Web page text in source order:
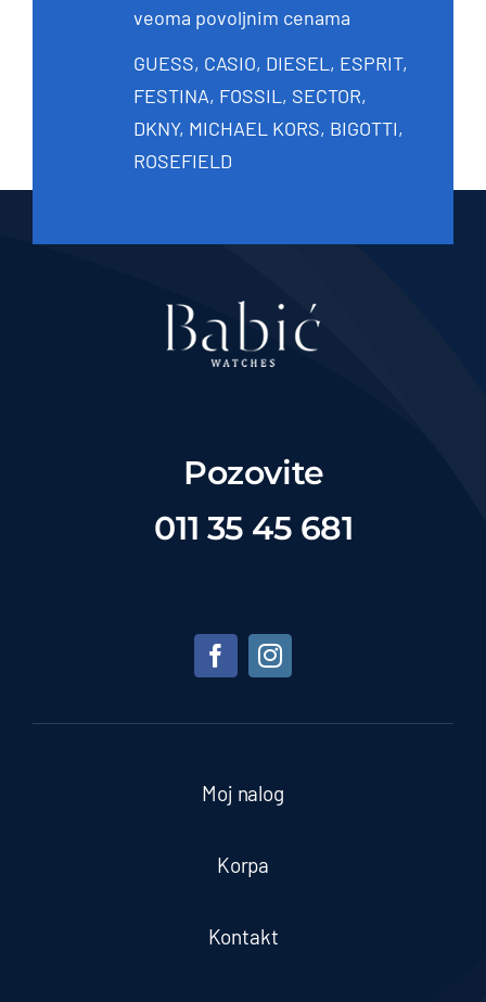
veoma povoljnim cenama
GUESS, CASIO, DIESEL, ESPRIT,
FESTINA, FOSSIL, SECTOR,
DKNY, MICHAEL KORS, BIGOTTI,
ROSEFIELD
Pozovite
011 35 45 681
Moj nalog
Korpa
Kontakt